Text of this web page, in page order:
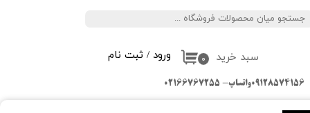
ورود / ثبت نام
تغییر گذر واژه
سفارشات
۰ سبد خرید